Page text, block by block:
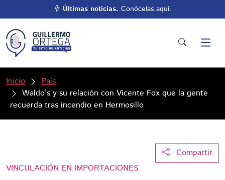
Últimas noticias. Conócelas aquí.
Inicio
País
Waldo’s y su relación con Vicente Fox que la gente
recuerda tras incendio en Hermosillo
Compartir
VINCULACIÓN EN IMPORTACIONES